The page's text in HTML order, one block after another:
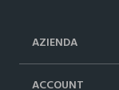
AZIENDA
ACCOUNT